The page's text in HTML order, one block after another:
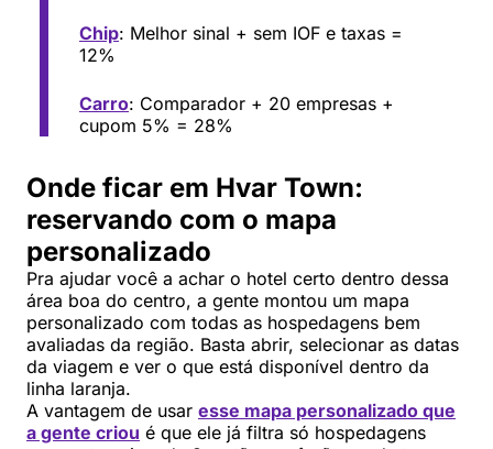
Chip: Melhor sinal + sem IOF e taxas =
12%
Carro: Comparador + 20 empresas +
cupom 5% = 28%
Onde ficar em Hvar Town:
reservando com o mapa
personalizado
Pra ajudar você a achar o hotel certo dentro dessa
área boa do centro, a gente montou um mapa
personalizado com todas as hospedagens bem
avaliadas da região. Basta abrir, selecionar as datas
da viagem e ver o que está disponível dentro da
linha laranja.
A vantagem de usar esse mapa personalizado que
a gente criou é que ele já filtra só hospedagens